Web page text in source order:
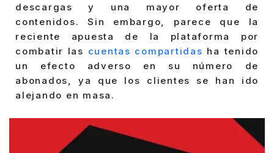
descargas y una mayor oferta de
contenidos. Sin embargo, parece que la
reciente apuesta de la plataforma por
combatir las cuentas compartidas ha tenido
un efecto adverso en su número de
abonados, ya que los clientes se han ido
alejando en masa.